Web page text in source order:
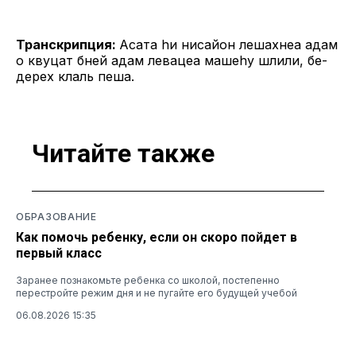
Транскрипция: Асата hи нисайон лешахнеа адам
о квуцат бней адам левацеа машеhу шлили, бе-
дерех клаль пеша.
Читайте также
ОБРАЗОВАНИЕ
Как помочь ребенку, если он скоро пойдет в
первый класс
Заранее познакомьте ребенка со школой, постепенно
перестройте режим дня и не пугайте его будущей учебой
06.08.2026 15:35